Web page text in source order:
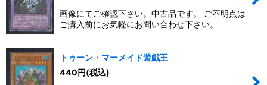
画像にてご確認下さい。中古品です。 ご不明点は
ご購入前にお気軽にお問い合わせ下さい。
トゥーン・マーメイド遊戯王
440円(税込)